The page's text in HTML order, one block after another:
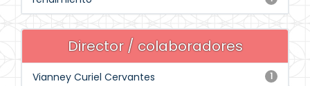
Director / colaboradores
1
Vianney Curiel Cervantes